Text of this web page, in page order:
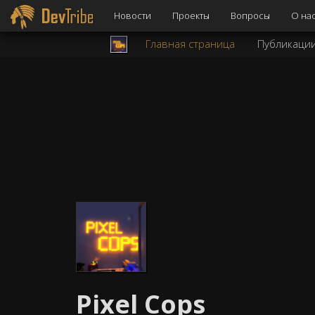
Новости Проекты Вопросы О
Главная страница
Pixel Cops